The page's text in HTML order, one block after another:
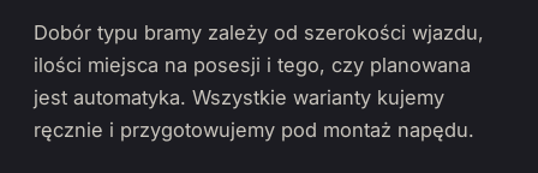
Dobór typu bramy zależy od szerokości wjazdu,
ilości miejsca na posesji i tego, czy planowana
jest automatyka. Wszystkie warianty kujemy
ręcznie i przygotowujemy pod montaż napędu.